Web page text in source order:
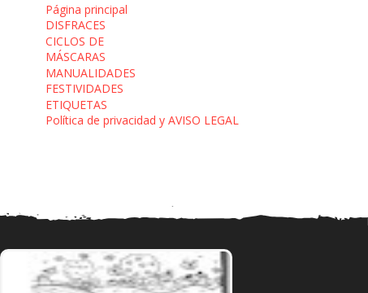
Página principal
DISFRACES
CICLOS DE
MÁSCARAS
MANUALIDADES
FESTIVIDADES
ETIQUETAS
Política de privacidad y AVISO LEGAL